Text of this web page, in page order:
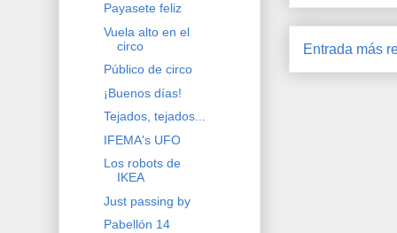
Entrada más
Payasete feliz
Vuela alto en el
circo
Público de circo
¡Buenos días!
Tejados, tejados...
IFEMA's UFO
Los robots de
IKEA
Just passing by
Pabellón 14